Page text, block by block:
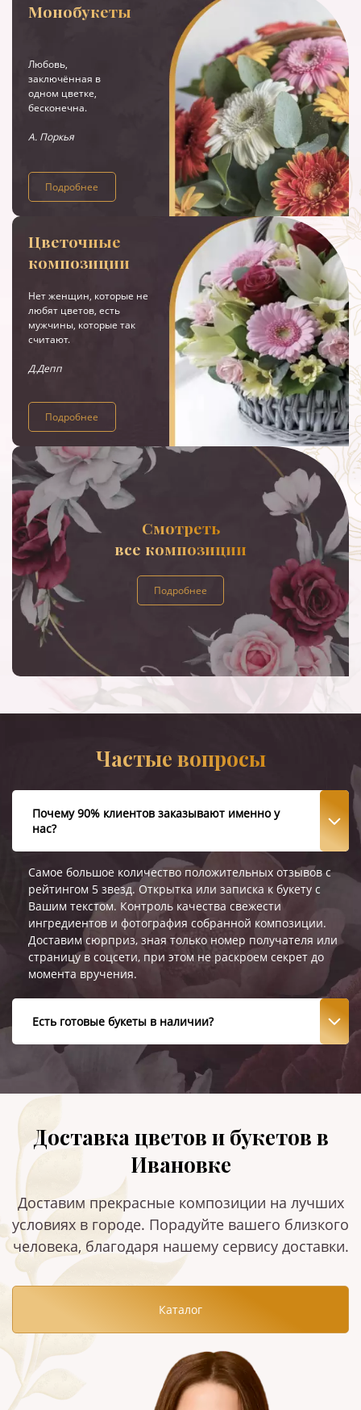
Монобукеты
Любовь,
заключённая в
одном цветке,
бесконечна.
А. Поркья
Подробнее
Цветочные
композиции
Нет женщин, которые не
любят цветов, есть
мужчины, которые так
считают.
Д.Депп
Подробнее
Смотреть
все композиции
Подробнее
Частые вопросы
Почему 90% клиентов заказывают именно у
нас?
Самое большое количество положительных отзывов с
рейтингом 5 звезд. Открытка или записка к букету с
Вашим текстом. Контроль качества свежести
ингредиентов и фотография собранной композиции.
Доставим сюрприз, зная только номер получателя или
страницу в соцсети, при этом не раскроем секрет до
момента вручения.
Есть готовые букеты в наличии?
Доставка цветов и букетов в
Ивановке
Доставим прекрасные композиции на лучших
условиях в городе. Порадуйте вашего близкого
человека, благодаря нашему сервису доставки.
Каталог